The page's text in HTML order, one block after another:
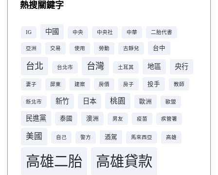
熱搜關鍵字
IG 中國 中央 中央社 中華 二胎代書
亞洲 交易 使用 勞動 古靜兒 台中
台北 台北市 台灣 土耳其 地區 央行
妻子 屏東 建案 房價 房子 投手 教師
新北市 新竹 日本 桃園 歐洲 歐盟
民進黨 泰國 澳洲 男友 疫苗 疾管署
美國 自己 警方 酒駕 馬來西亞 高雄
高雄二胎 高雄貸款